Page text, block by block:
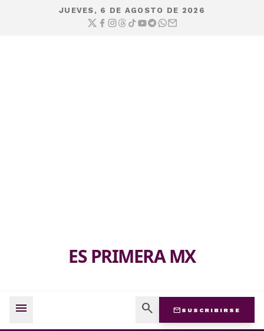
JUEVES, 6 DE AGOSTO DE 2026
ES PRIMERA MX
menu search mail SUSCRIBIRSE